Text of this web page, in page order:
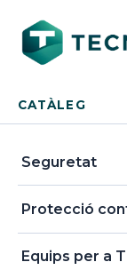
CATÀLEG
Seguretat
Protecció
Equips per a